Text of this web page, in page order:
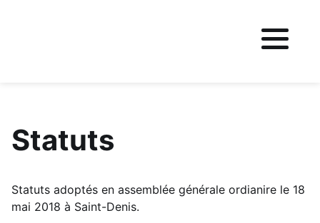
Statuts
Statuts adoptés en assemblée générale ordianire le 18
mai 2018 à Saint-Denis.